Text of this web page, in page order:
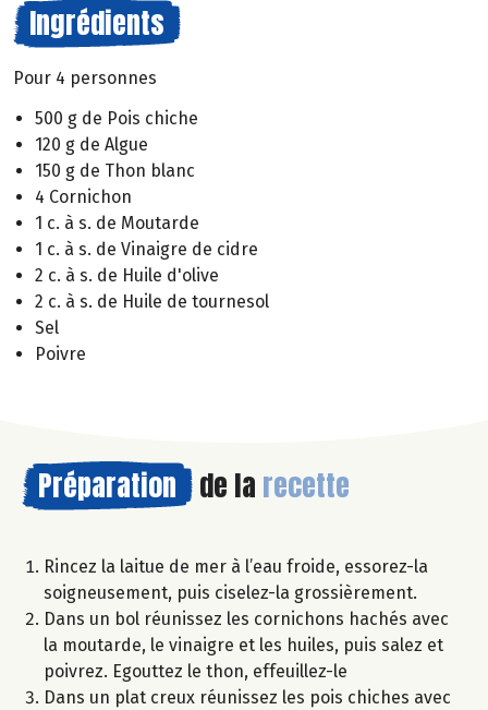
Ingrédients
Pour 4 personnes
500 g de Pois chiche
120 g de Algue
150 g de Thon blanc
4 Cornichon
1 c. à s. de Moutarde
1 c. à s. de Vinaigre de cidre
2 c. à s. de Huile d'olive
2 c. à s. de Huile de tournesol
Sel
Poivre
Préparation de la recette
Rincez la laitue de mer à l’eau froide, essorez-la
soigneusement, puis ciselez-la grossièrement.
Dans un bol réunissez les cornichons hachés avec
la moutarde, le vinaigre et les huiles, puis salez et
poivrez. Egouttez le thon, effeuillez-le
Dans un plat creux réunissez les pois chiches avec